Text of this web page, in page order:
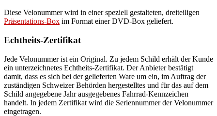
Diese Velonummer wird in einer speziell gestalteten, dreiteiligen
Präsentations-Box im Format einer DVD-Box geliefert.
Echtheits-Zertifikat
Jede Velonummer ist ein Original. Zu jedem Schild erhält der Kunde
ein unterzeichnetes Echtheits-Zertifikat. Der Anbieter bestätigt
damit, dass es sich bei der gelieferten Ware um ein, im Auftrag der
zuständigen Schweizer Behörden hergestelltes und für das auf dem
Schild angegebene Jahr ausgegebenes Fahrrad-Kennzeichen
handelt. In jedem Zertifikat wird die Seriennummer der Velonummer
eingetragen.